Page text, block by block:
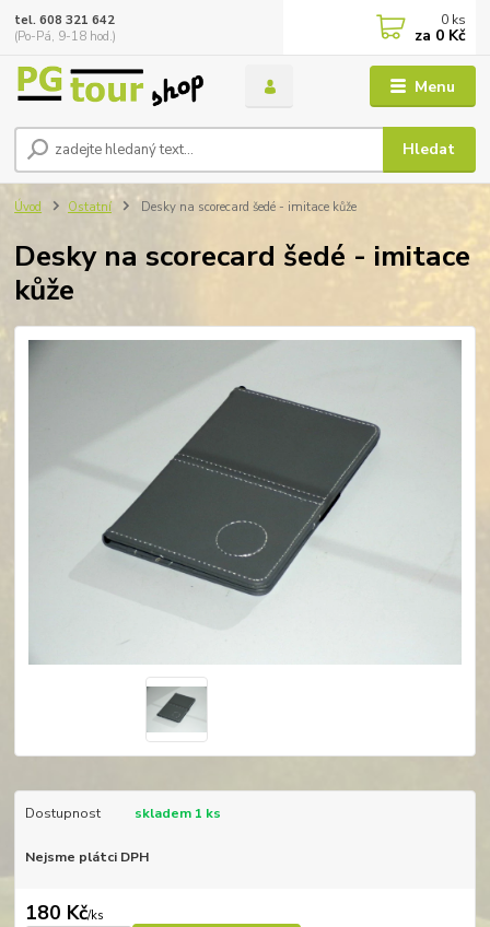
Menu
Hledat
tel. 608 321 642
(Po-Pá, 9-18 hod.)
0 ks
za 0 Kč
Úvod Ostatní Desky na scorecard šedé - imitace kůže
Desky na scorecard šedé - imitace
kůže
Dostupnost skladem 1 ks
Nejsme plátci DPH
180 Kč/ks